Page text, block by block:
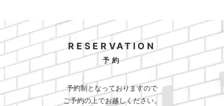
RESERVATION
予約
予約制となっておりますので
ご予約の上でお越しください。